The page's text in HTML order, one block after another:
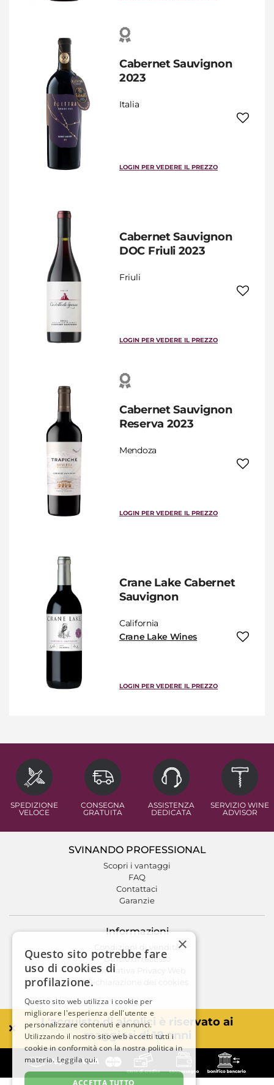
Cabernet Sauvignon
2023
Italia
LOGIN PER VEDERE IL PREZZO
Cabernet Sauvignon
DOC Friuli 2023
Friuli
LOGIN PER VEDERE IL PREZZO
Cabernet Sauvignon
Reserva 2023
Mendoza
LOGIN PER VEDERE IL PREZZO
Crane Lake Cabernet
Sauvignon
California
Crane Lake Wines
LOGIN PER VEDERE IL PREZZO
SPEDIZIONE
VELOCE
CONSEGNA
GRATUITA
ASSISTENZA
DEDICATA
SERVIZIO WINE
ADVISOR
SVINANDO PROFESSIONAL
Scopri i vantaggi
FAQ
Contattaci
Garanzie
Informazioni
Condizioni di vendita
Diritto di recesso
Informativa Privacy Web
Dichiarazione dei cookies
L'acquisto di alcolici è riservato ai
maggiori di 18 anni
×
Questo sito potrebbe fare
uso di cookies di
profilazione.
Questo sito web utilizza i cookie per
migliorare l'esperienza dell'utente e
personalizzare contenuti e annunci.
Utilizzando il nostro sito web accetti tutti i
cookie in conformità con la nostra politica in
materia.Leggila qui.
ACCETTA TUTTO